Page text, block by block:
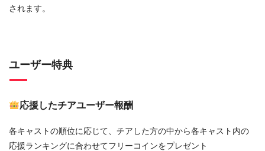
されます。
ユーザー特典
応援したチアユーザー報酬
各キャストの順位に応じて、チアした方の中から各キャスト内の
応援ランキングに合わせてフリーコインをプレゼント